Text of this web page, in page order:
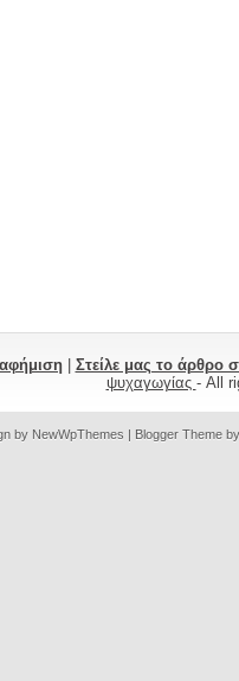
| Στείλε μας το άρθρο
ψυχαγωγίας - All
by NewWpThemes | Blogger Theme